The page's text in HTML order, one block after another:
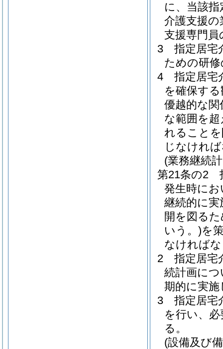
に、当該
介護支援
支援専門
3
指定居宅
ための研
4
指定居宅
を確保す
優越的な
な範囲を
れること
じなけれ
(業務継続
第21条の2
発生時に
継続的に
開を図る
いう。)を
なければ
2
指定居宅
続計画に
期的に実
3
指定居宅
を行い、
る。
(設備及び